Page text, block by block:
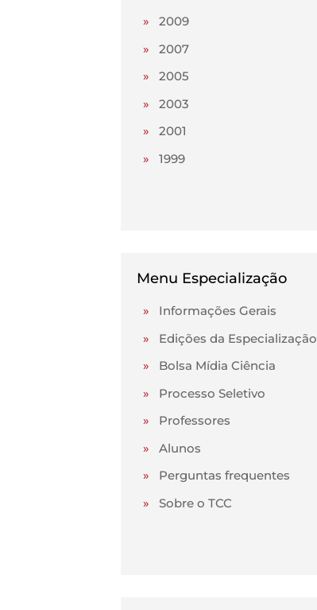
» 2009
» 2007
» 2005
» 2003
» 2001
» 1999
Menu Especialização
» Informações Gerais
» Edições da Especialização
» Bolsa Mídia Ciência
» Processo Seletivo
» Professores
» Alunos
» Perguntas frequentes
» Sobre o TCC